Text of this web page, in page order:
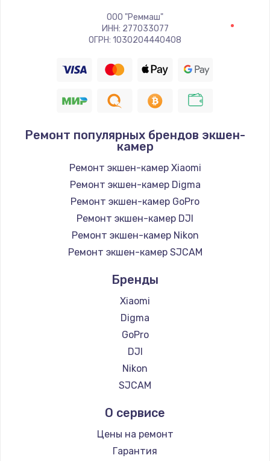
ООО "Реммаш"
ИНН: 277033077
ОГРН: 1030204440408
Ремонт популярных брендов экшен-
камер
Ремонт экшен-камер Xiaomi
Ремонт экшен-камер Digma
Ремонт экшен-камер GoPro
Ремонт экшен-камер DJI
Ремонт экшен-камер Nikon
Ремонт экшен-камер SJCAM
Бренды
Xiaomi
Digma
GoPro
DJI
Nikon
SJCAM
О сервисе
Цены на ремонт
Гарантия